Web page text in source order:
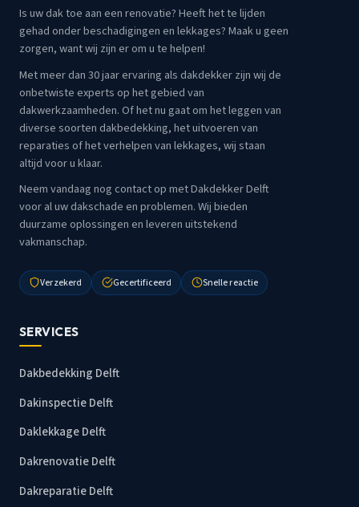
Is uw dak toe aan een renovatie? Heeft het te lijden
gehad onder beschadigingen en lekkages? Maak u geen
zorgen, want wij zijn er om u te helpen!
Met meer dan 30 jaar ervaring als dakdekker zijn wij de
onbetwiste experts op het gebied van
dakwerkzaamheden. Of het nu gaat om het leggen van
diverse soorten dakbedekking, het uitvoeren van
reparaties of het verhelpen van lekkages, wij staan
altijd voor u klaar.
Neem vandaag nog contact op met Dakdekker Delft
voor al uw dakschade en problemen. Wij bieden
duurzame oplossingen en leveren uitstekend
vakmanschap.
Verzekerd Gecertificeerd Snelle reactie
SERVICES
Dakbedekking Delft
Dakinspectie Delft
Daklekkage Delft
Dakrenovatie Delft
Dakreparatie Delft